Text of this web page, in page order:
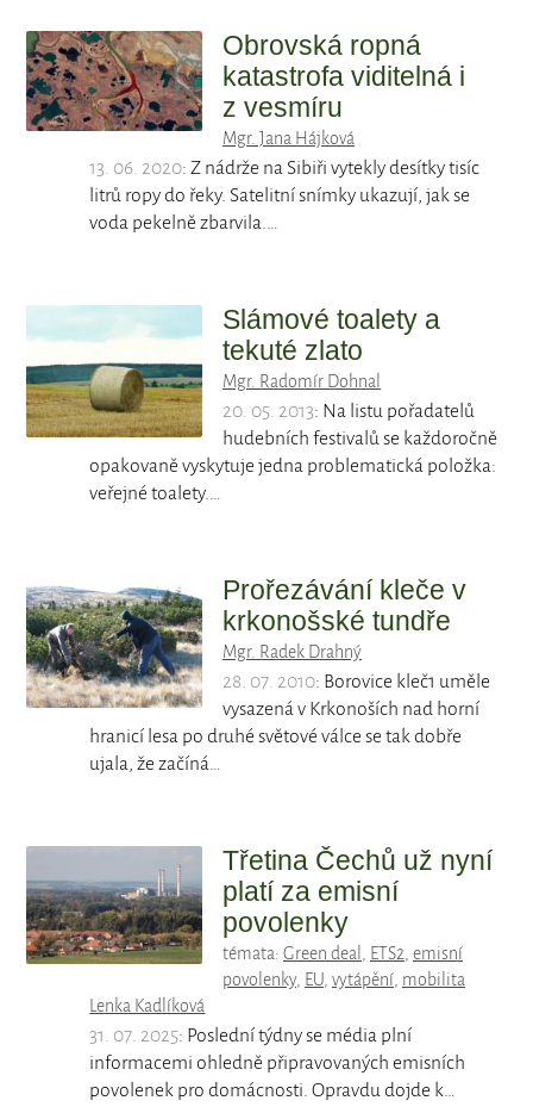
Obrovská ropná
katastrofa viditelná i
z vesmíru
Mgr. Jana Hájková
13. 06. 2020: Z nádrže na Sibiři vytekly desítky tisíc
litrů ropy do řeky. Satelitní snímky ukazují, jak se
voda pekelně zbarvila.…
Slámové toalety a
tekuté zlato
Mgr. Radomír Dohnal
20. 05. 2013: Na listu pořadatelů
hudebních festivalů se každoročně
opakovaně vyskytuje jedna problematická položka:
veřejné toalety.…
Prořezávání kleče v
krkonošské tundře
Mgr. Radek Drahný
28. 07. 2010: Borovice kleč1 uměle
vysazená v Krkonoších nad horní
hranicí lesa po druhé světové válce se tak dobře
ujala, že začíná…
Třetina Čechů už nyní
platí za emisní
povolenky
témata: Green deal , ETS2, emisní
povolenky, EU, vytápění, mobilita
Lenka Kadlíková
31. 07. 2025: Poslední týdny se média plní
informacemi ohledně připravovaných emisních
povolenek pro domácnosti. Opravdu dojde k…